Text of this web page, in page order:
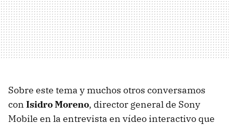
Sobre este tema y muchos otros conversamos
con Isidro Moreno, director general de Sony
Mobile en la entrevista en vídeo interactivo que